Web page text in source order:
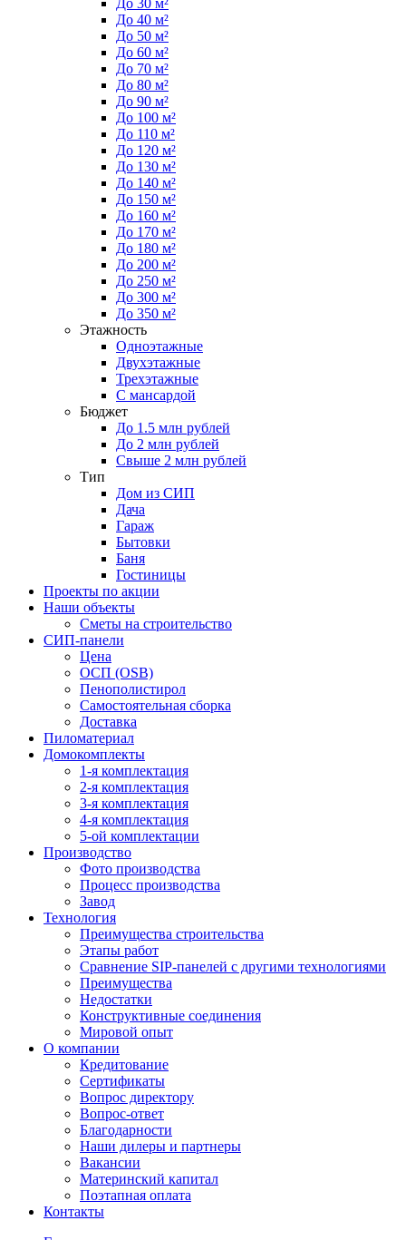
До 30 м²
До 40 м²
До 50 м²
До 60 м²
До 70 м²
До 80 м²
До 90 м²
До 100 м²
До 110 м²
До 120 м²
До 130 м²
До 140 м²
До 150 м²
До 160 м²
До 170 м²
До 180 м²
До 200 м²
До 250 м²
До 300 м²
До 350 м²
Этажность
Одноэтажные
Двухэтажные
Трехэтажные
С мансардой
Бюджет
До 1.5 млн рублей
До 2 млн рублей
Свыше 2 млн рублей
Тип
Дом из СИП
Дача
Гараж
Бытовки
Баня
Гостиницы
Проекты по акции
Наши объекты
Сметы на строительство
СИП-панели
Цена
ОСП (OSB)
Пенополистирол
Самостоятельная сборка
Доставка
Пиломатериал
Домокомплекты
1-я комплектация
2-я комплектация
3-я комплектация
4-я комплектация
5-ой комплектации
Производство
Фото производства
Процесс производства
Завод
Технология
Преимущества строительства
Этапы работ
Сравнение SIP-панелей с другими технологиями
Преимущества
Недостатки
Конструктивные соединения
Мировой опыт
О компании
Кредитование
Сертификаты
Вопрос директору
Вопрос-ответ
Благодарности
Наши дилеры и партнеры
Вакансии
Материнский капитал
Поэтапная оплата
Контакты